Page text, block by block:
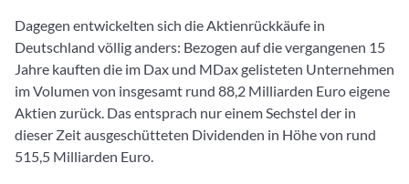
Dagegen entwickelten sich die Aktienrückkäufe in
Deutschland völlig anders: Bezogen auf die vergangenen 15
Jahre kauften die im Dax und MDax gelisteten Unternehmen
im Volumen von insgesamt rund 88,2 Milliarden Euro eigene
Aktien zurück. Das entsprach nur einem Sechstel der in
dieser Zeit ausgeschütteten Dividenden in Höhe von rund
515,5 Milliarden Euro.